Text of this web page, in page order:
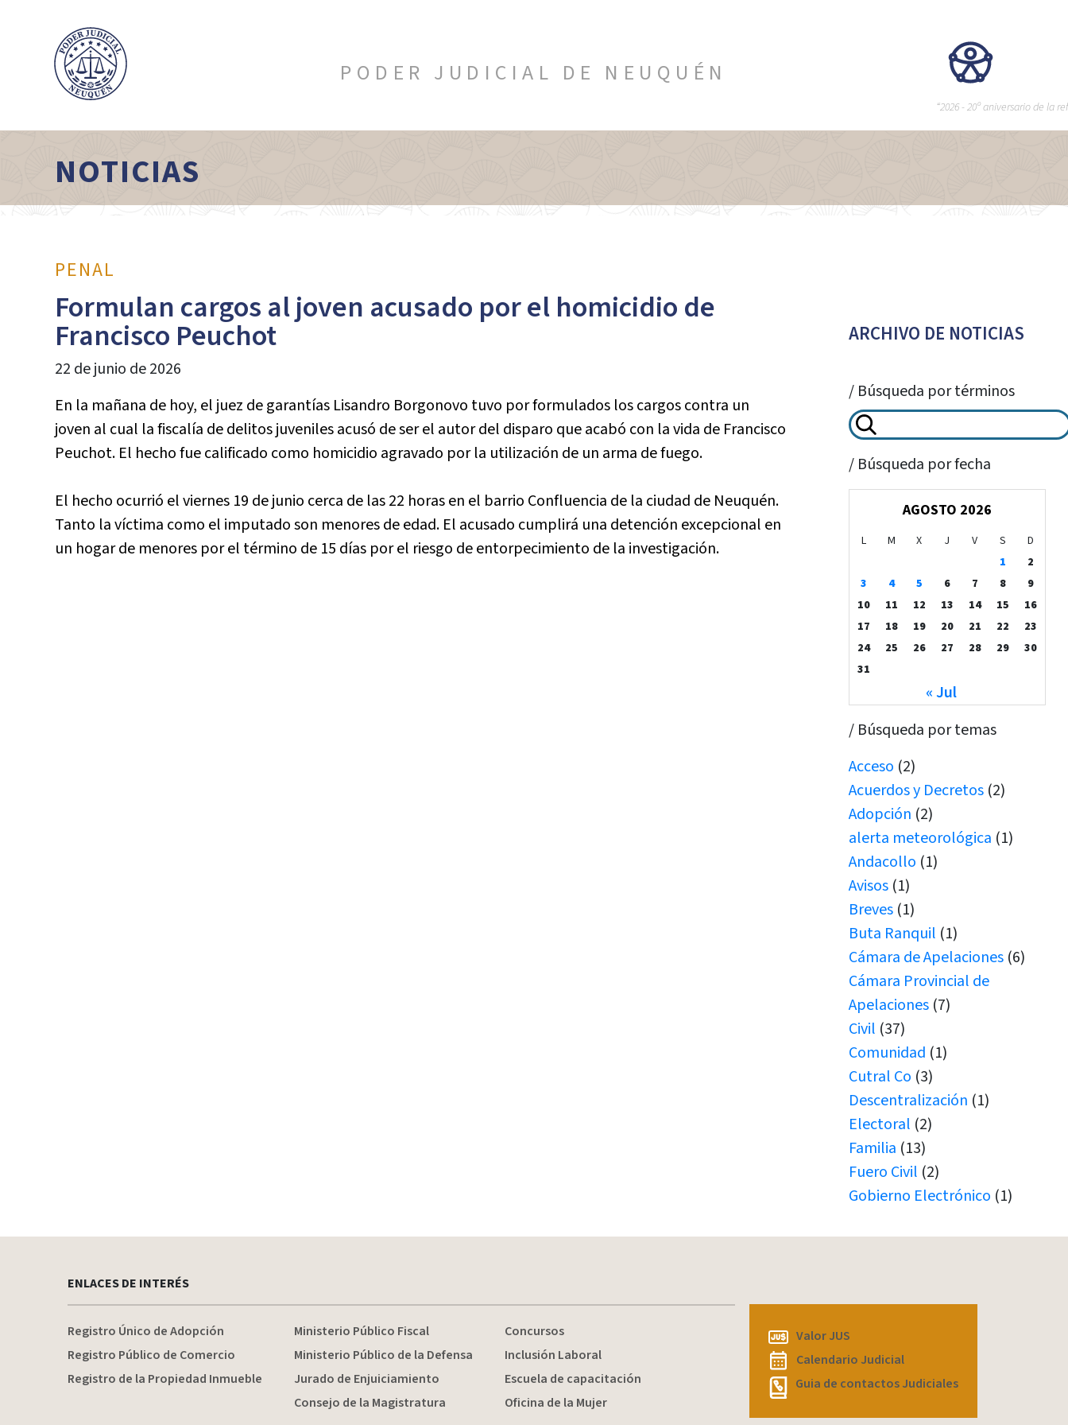
PODER JUDICIAL DE NEUQUÉN
“2026 - 20º aniversario de la
NOTICIAS
PENAL
Formulan cargos al joven acusado por el homicidio de
Francisco Peuchot
22 de junio de 2026
En la mañana de hoy, el juez de garantías Lisandro Borgonovo tuvo por formulados los cargos contra un
joven al cual la fiscalía de delitos juveniles acusó de ser el autor del disparo que acabó con la vida de Francisco
Peuchot. El hecho fue calificado como homicidio agravado por la utilización de un arma de fuego.
El hecho ocurrió el viernes 19 de junio cerca de las 22 horas en el barrio Confluencia de la ciudad de Neuquén.
Tanto la víctima como el imputado son menores de edad. El acusado cumplirá una detención excepcional en
un hogar de menores por el término de 15 días por el riesgo de entorpecimiento de la investigación.
ARCHIVO DE NOTICIAS
/ Búsqueda por términos
/ Búsqueda por fecha
AGOSTO 2026
L M X J V S
D
1
2
3
4 5 6 7 8
9
10
11 12 13 14 15
16
17
18 19 20 21 22
23
24
25 26 27 28 29
30
31
« Jul
/ Búsqueda por temas
Acceso (2)
Acuerdos y Decretos (2)
Adopción (2)
alerta meteorológica (1)
Andacollo (1)
Avisos (1)
Breves (1)
Buta Ranquil (1)
Cámara de Apelaciones (6)
Cámara Provincial de
Apelaciones (7)
Civil (37)
Comunidad (1)
Cutral Co (3)
Descentralización (1)
Electoral (2)
Familia (13)
Fuero Civil (2)
Gobierno Electrónico (1)
Junín de los Andes(1)
Justicia de Paz
Justicia de Paz
JxJ(3)
ENLACES DE INTERÉS
Registro Único de Adopción
Registro Público de Comercio
Registro de la Propiedad Inmueble
Ministerio Público Fiscal
Ministerio Público de la Defensa
Jurado de Enjuiciamiento
Consejo de la Magistratura
Concursos
Inclusión Laboral
Escuela de capacitación
Oficina de la Mujer
Valor JUS
Calendario Judicial
Guia de contactos Judiciales